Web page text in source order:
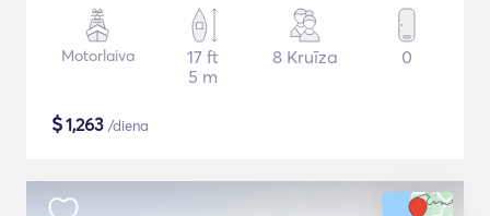
Motorlaiva
17 ft
5 m
8 Kruīza 0
$1,263 /diena